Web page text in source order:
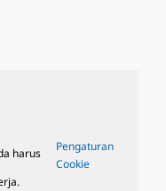
harus
Pengaturan
Cookie